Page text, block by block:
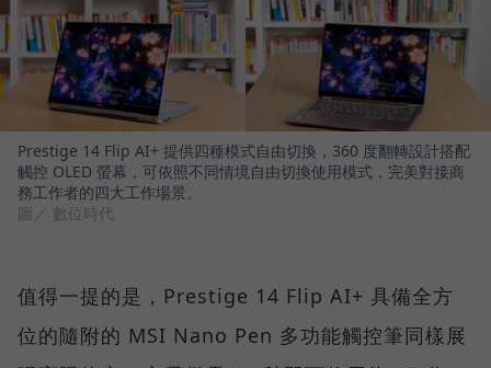
Prestige 14 Flip AI+ 提供四種模式自由切換，360 度翻轉設計搭配
觸控 OLED 螢幕，可依照不同情境自由切換使用模式，完美對接商
務工作者的四大工作場景。
圖／ 數位時代
值得一提的是，Prestige 14 Flip AI+ 具備全方
位的隨附的 MSI Nano Pen 多功能觸控筆同樣展